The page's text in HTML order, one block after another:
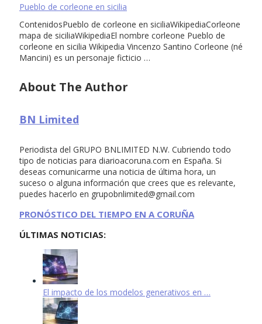
Pueblo de corleone en sicilia
ContenidosPueblo de corleone en siciliaWikipediaCorleone
mapa de siciliaWikipediaEl nombre corleone Pueblo de
corleone en sicilia Wikipedia Vincenzo Santino Corleone (né
Mancini) es un personaje ficticio …
About The Author
BN Limited
Periodista del GRUPO BNLIMITED N.W. Cubriendo todo
tipo de noticias para diarioacoruna.com en España. Si
deseas comunicarme una noticia de última hora, un
suceso o alguna información que crees que es relevante,
puedes hacerlo en grupobnlimited@gmail.com
PRONÓSTICO DEL TIEMPO EN A CORUÑA
ÚLTIMAS NOTICIAS:
El impacto de los modelos generativos en …